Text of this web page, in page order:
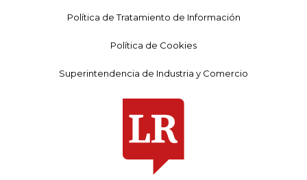
Política de Tratamiento de Información
Política de Cookies
Superintendencia de Industria y Comercio